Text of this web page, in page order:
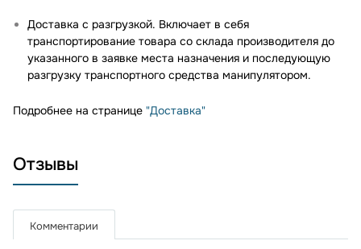
Доставка с разгрузкой. Включает в себя
транспортирование товара со склада производителя до
указанного в заявке места назначения и последующую
разгрузку транспортного средства манипулятором.
Подробнее на странице "Доставка"
Отзывы
Комментарии